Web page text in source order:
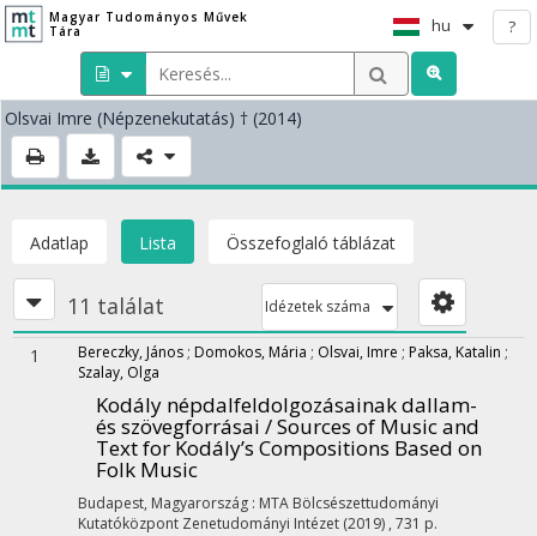
Magyar Tudományos Művek
Tára
hu ?
Olsvai Imre (Népzenekutatás) † (2014)
Adatlap Lista Összefoglaló táblázat
11 találat Idézetek száma
1 Bereczky, János ; Domokos, Mária ; Olsvai, Imre ; Paksa, Katalin ;
Szalay, Olga
Kodály népdalfeldolgozásainak dallam-
és szövegforrásai / Sources of Music and
Text for Kodály’s Compositions Based on
Folk Music
Budapest, Magyarország : MTA Bölcsészettudományi
Kutatóközpont Zenetudományi Intézet (2019) , 731 p.